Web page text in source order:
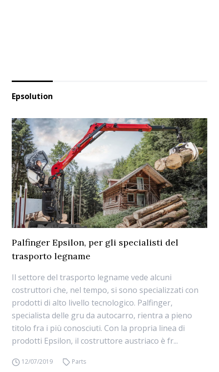
Epsolution
Palfinger Epsilon, per gli specialisti del
trasporto legname
Il settore del trasporto legname vede alcuni
costruttori che, nel tempo, si sono specializzati con
prodotti di alto livello tecnologico. Palfinger,
specialista delle gru da autocarro, rientra a pieno
titolo fra i più conosciuti. Con la propria linea di
prodotti Epsilon, il costruttore austriaco è fr...
12/07/2019 Parts